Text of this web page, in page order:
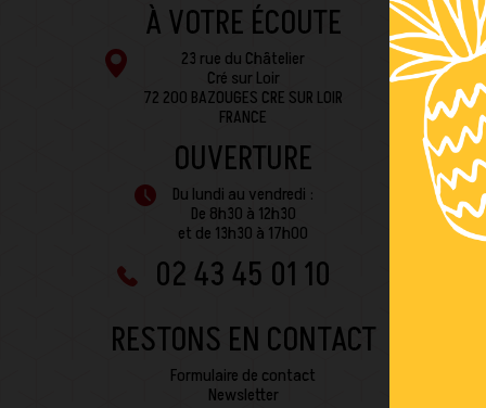
À VOTRE ÉCOUTE
23 rue du Châtelier
Cré sur Loir
72 200 BAZOUGES CRE SUR LOIR
FRANCE
OUVERTURE
Du lundi au vendredi :
De 8h30 à 12h30
et de 13h30 à 17h00
02 43 45 01 10
RESTONS EN CONTACT
Formulaire de contact
Newsletter